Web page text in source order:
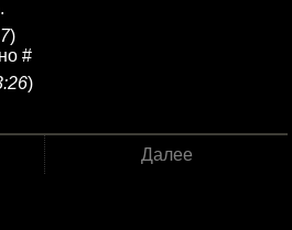
)
#
)
Далее